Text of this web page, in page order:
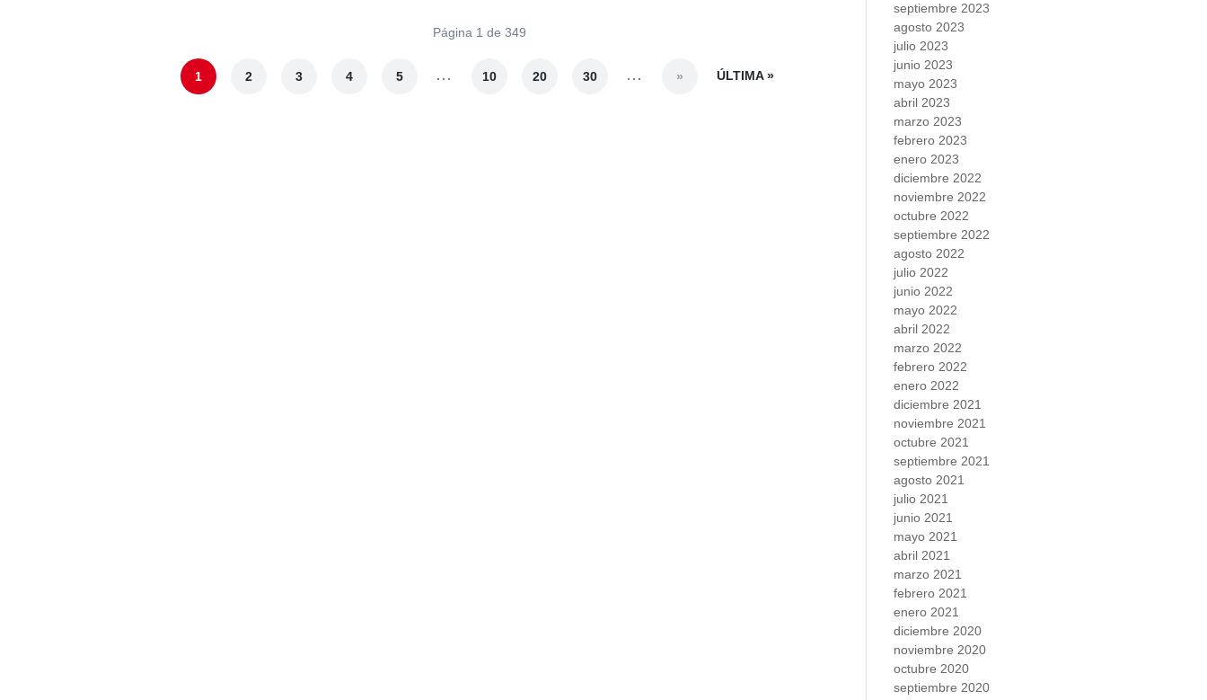
Página 1 de 349
1 2 3 4 5 ... 10 20 30 ... » ÚLTIMA »
septiembre 2023
agosto 2023
julio 2023
junio 2023
mayo 2023
abril 2023
marzo 2023
febrero 2023
enero 2023
diciembre 2022
noviembre 2022
octubre 2022
septiembre 2022
agosto 2022
julio 2022
junio 2022
mayo 2022
abril 2022
marzo 2022
febrero 2022
enero 2022
diciembre 2021
noviembre 2021
octubre 2021
septiembre 2021
agosto 2021
julio 2021
junio 2021
mayo 2021
abril 2021
marzo 2021
febrero 2021
enero 2021
diciembre 2020
noviembre 2020
octubre 2020
septiembre 2020